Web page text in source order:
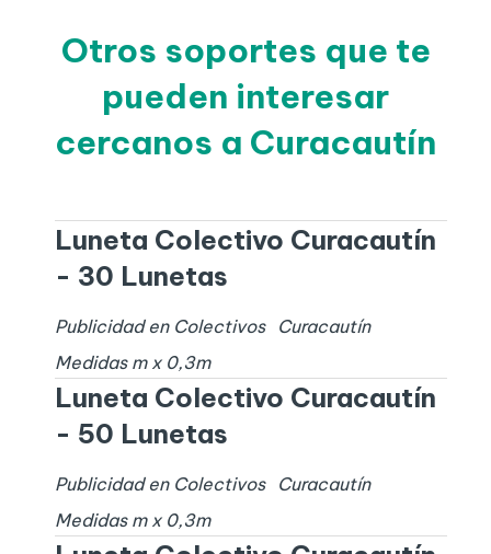
Otros soportes que te
pueden interesar
cercanos a Curacautín
Luneta Colectivo Curacautín
- 30 Lunetas
Publicidad en Colectivos
Curacautín
Medidas m x 0,3m
Luneta Colectivo Curacautín
- 50 Lunetas
Publicidad en Colectivos
Curacautín
Medidas m x 0,3m